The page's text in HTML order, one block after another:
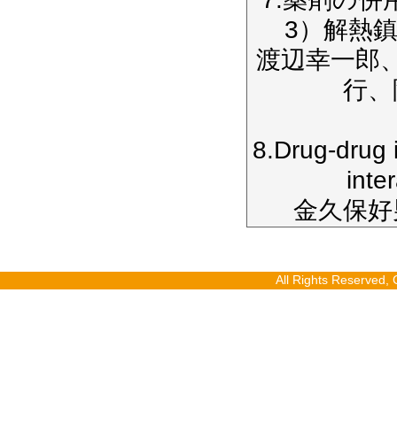
3）解熱
渡辺幸一郎
行
8.Drug-drug
金久保
All Rights Reserved,